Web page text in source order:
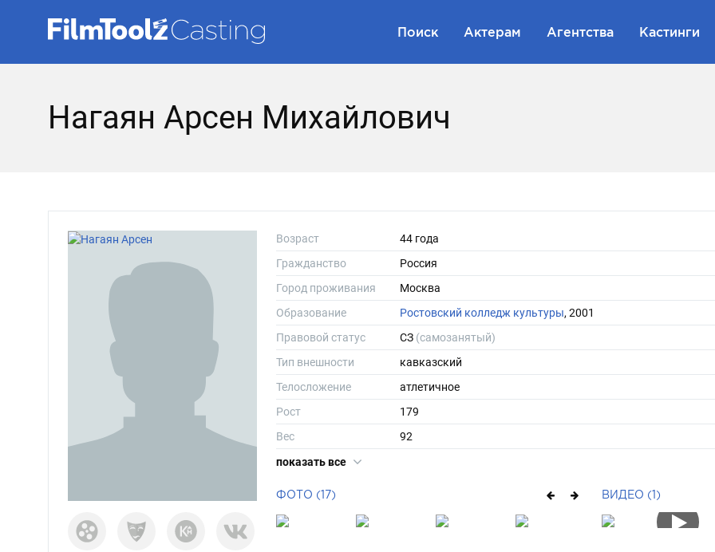
Поиск Актерам Агентства Кастинги
Нагаян Арсен Михайлович
Возраст
44 года
Гражданство
Россия
Город проживания
Москва
Образование
Ростовский колледж культуры, 2001
Правовой статус
СЗ (самозанятый)
Тип внешности
кавказский
Телосложение
атлетичное
Рост
179
Вес
92
Размер одежды
показать все
ФОТО (17) ВИДЕО (1)